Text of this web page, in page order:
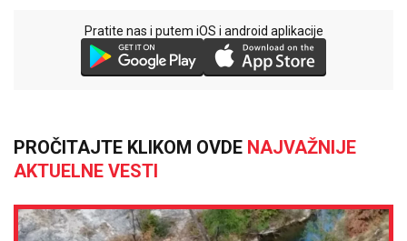
Pratite nas i putem iOS i android aplikacije
PROČITAJTE KLIKOM OVDE NAJVAŽNIJE
AKTUELNE VESTI